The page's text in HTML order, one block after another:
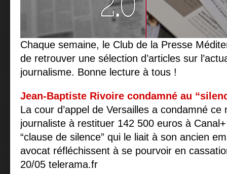
Chaque semaine, le Club de la Presse
de retrouver une sélection d’articles sur
journalisme. Bonne lecture à tous !
Jean-Baptiste Rivoire condamné au
La cour d’appel de Versailles a condamné
journaliste à restituer 142 500 euros à
“clause de silence” qui le liait à son ancien
avocat réfléchissent à se pourvoir en
20/05 telerama.fr